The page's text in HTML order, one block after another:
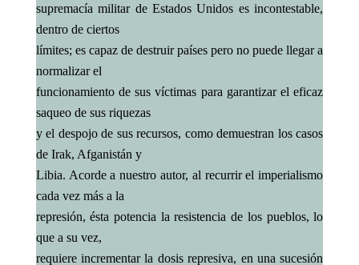
supremacía militar de Estados Unidos es incontestable,
dentro de ciertos
límites; es capaz de destruir países pero no puede llegar a
normalizar el
funcionamiento de sus víctimas para garantizar el eficaz
saqueo de sus riquezas
y el despojo de sus recursos, como demuestran los casos
de Irak, Afganistán y
Libia. Acorde a nuestro autor, al recurrir el imperialismo
cada vez más a la
represión, ésta potencia la resistencia de los pueblos, lo
que a su vez,
requiere incrementar la dosis represiva, en una sucesión